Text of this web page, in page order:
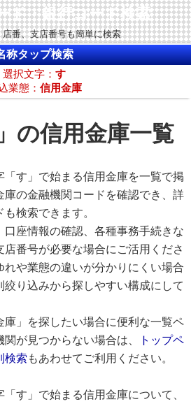
ド・銀行コード検索
番、支店番号も簡単に検索
称タップ検索
選択文字： す
業態： 信用金庫
の信用金庫一覧
「す」で始まる信用金庫を一覧で掲
庫の金融機関コードを確認でき、詳
検索できます。
座情報の確認、各種事務手続きな
店番号が必要な場合にご活用くださ
れや業態の違いが分かりにくい場合
絞り込みから探しやすい構成にして
庫」を探したい場合に便利な一覧ペ
が見つからない場合は、
トップペ
検索 もあわせてご利用ください。
す」で始まる信用金庫について、